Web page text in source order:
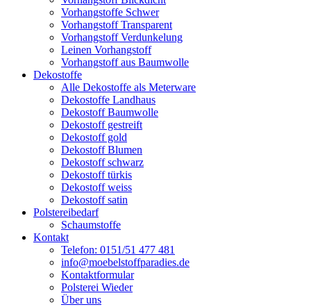
Vorhangstoffe Schwer
Vorhangstoff Transparent
Vorhangstoff Verdunkelung
Leinen Vorhangstoff
Vorhangstoff aus Baumwolle
Dekostoffe
Alle Dekostoffe als Meterware
Dekostoffe Landhaus
Dekostoff Baumwolle
Dekostoff gestreift
Dekostoff gold
Dekostoff Blumen
Dekostoff schwarz
Dekostoff türkis
Dekostoff weiss
Dekostoff satin
Polstereibedarf
Schaumstoffe
Kontakt
Telefon: 0151/51 477 481
info@moebelstoffparadies.de
Kontaktformular
Polsterei Wieder
Über uns